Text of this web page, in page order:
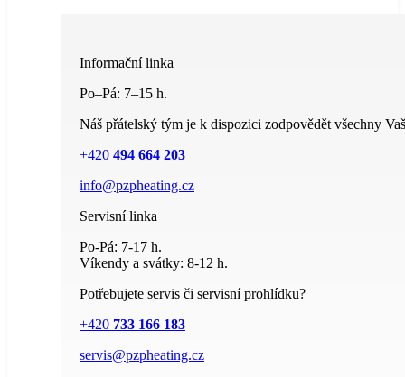
Informační linka
Po–Pá: 7–15 h.
Náš přátelský tým je k dispozici zodpovědět všechny
+420 494 664 203
info@pzpheating.cz
Servisní linka
Po-Pá: 7-17 h.
Víkendy a svátky: 8-12 h.
Potřebujete servis či servisní prohlídku?
+420 733 166 183
servis@pzpheating.cz